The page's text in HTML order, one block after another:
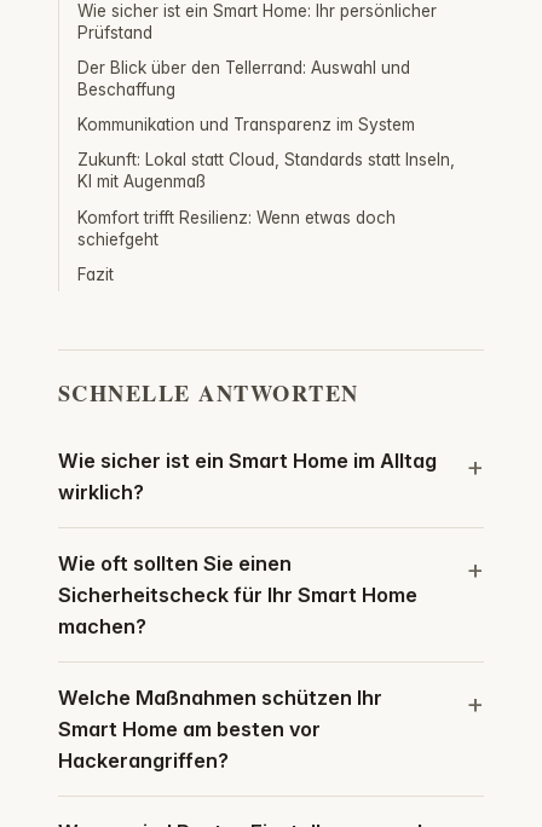
Wie sicher ist ein Smart Home: Ihr persönlicher
Prüfstand
Der Blick über den Tellerrand: Auswahl und
Beschaffung
Kommunikation und Transparenz im System
Zukunft: Lokal statt Cloud, Standards statt Inseln,
KI mit Augenmaß
Komfort trifft Resilienz: Wenn etwas doch
schiefgeht
Fazit
SCHNELLE ANTWORTEN
Wie sicher ist ein Smart Home im Alltag
wirklich?
Wie oft sollten Sie einen
Sicherheitscheck für Ihr Smart Home
machen?
Welche Maßnahmen schützen Ihr
Smart Home am besten vor
Hackerangriffen?